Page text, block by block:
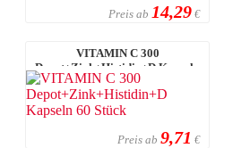
Preis ab 14,29 €
VITAMIN C 300
Depot+Zink+Histidin+D Kapseln
60 Stück
Preis ab 9,71 €